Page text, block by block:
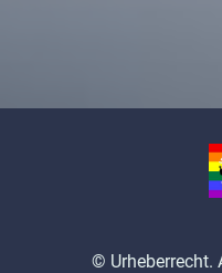
© Urheberrecht.